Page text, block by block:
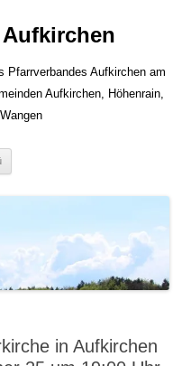
Pfarrverbandes Aufkirchen am
Aufkirchen, Höhenrain,
in Aufkirchen